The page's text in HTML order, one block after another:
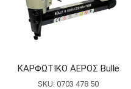
ΚΑΡΦΩΤΙΚΟ ΑΕΡΟΣ Bulle
SKU: 0703 478 50